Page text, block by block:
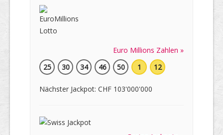
Euro Millions Zahlen »
25
30 34 46 50 1 12
Nächster Jackpot: CHF 103'000'000